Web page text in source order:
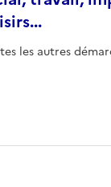
les autres